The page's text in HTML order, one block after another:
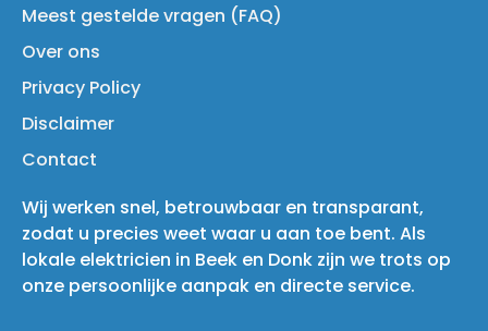
Meest gestelde vragen (FAQ)
Over ons
Privacy Policy
Disclaimer
Contact
Wij werken snel, betrouwbaar en transparant,
zodat u precies weet waar u aan toe bent. Als
lokale elektricien in Beek en Donk zijn we trots op
onze persoonlijke aanpak en directe service.